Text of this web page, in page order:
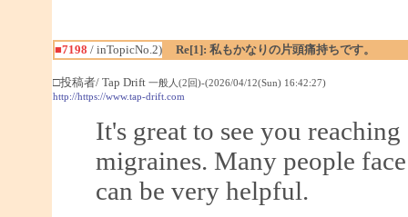
■7198 / inTopicNo.2) Re[1]: 私もかなりの片頭痛持ちです。
□投稿者/ Tap Drift 一般人(2回)-(2026/04/12(Sun) 16:42:27)
http://https://www.tap-drift.com
It's great to see you
migraines. Many people
can be very helpful.